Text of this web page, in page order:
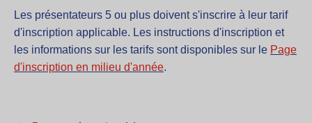
Les présentateurs 5 ou plus doivent s'inscrire à leur tarif
d'inscription applicable. Les instructions d'inscription et
les informations sur les tarifs sont disponibles sur le Page
d'inscription en milieu d'année.